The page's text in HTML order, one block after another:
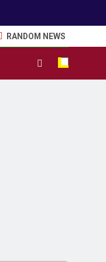
RANDOM NEWS